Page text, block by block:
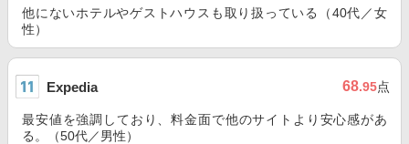
他にないホテルやゲストハウスも取り扱っている（40代／女
性）
Expedia 68.95点
最安値を強調しており、料金面で他のサイトより安心感があ
る。（50代／男性）